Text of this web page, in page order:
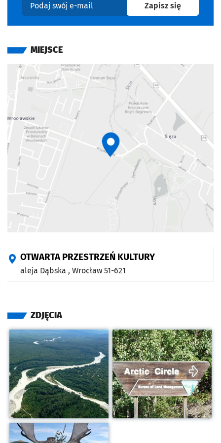
Podaj swój e-mail
Zapisz sięna
MIEJSCE
OTWARTA PRZESTRZEŃ KULTURY
aleja Dąbska , Wrocław 51-621
ZDJĘCIA
Kliknij, aby powiększyć Kliknij, aby powiększyć
Kliknij, aby powiększyć